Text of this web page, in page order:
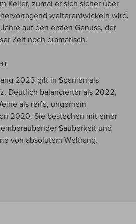
Keller, zumal er sich sicher über
weiterentwickeln wird.
auf den ersten Genuss, der
Zeit noch dramatisch.
2023 gilt in Spanien als
Deutlich balancierter als 2022,
als reife, ungemein
2020. Sie bestechen mit einer
Sauberkeit und
von absolutem Weltrang.